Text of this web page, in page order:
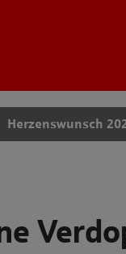
Herzenswunsch